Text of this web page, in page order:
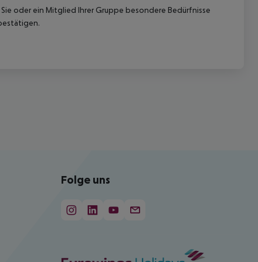
oder ein Mitglied Ihrer Gruppe besondere Bedürfnisse
Folge uns